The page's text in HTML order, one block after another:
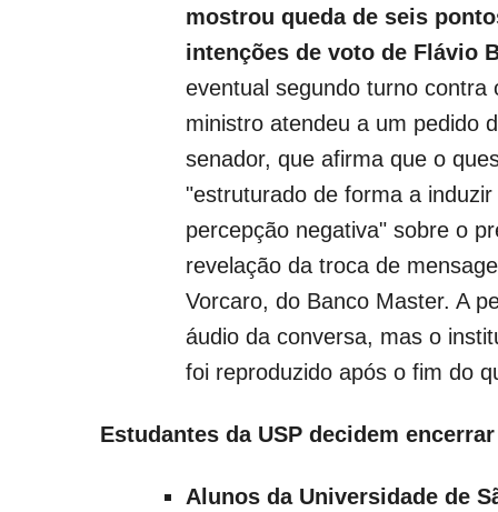
mostrou queda de seis
intenções de voto de Flávio
eventual segundo turno contra
ministro atendeu a um pedido
senador, que afirma que o
"estruturado de forma a
percepção negativa" sobre o
revelação da troca de
Vorcaro, do Banco Master. A
áudio da conversa, mas o
foi reproduzido após o fim do
Estudantes da USP decidem
Alunos da Universidade de